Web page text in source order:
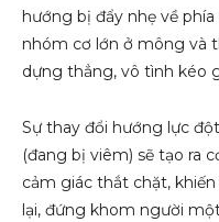
hướng bị đẩy nhẹ về
nhóm cơ lớn ở mông và
dựng thẳng, vô tình kéo
Sự thay đổi hướng lực
(đang bị viêm) sẽ tạo ra
cảm giác thắt chặt,
lại, đứng khom người